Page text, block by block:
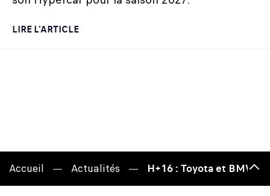
LIRE L'ARTICLE
Accueil Actualités H+16 : Toyota et BMW
de